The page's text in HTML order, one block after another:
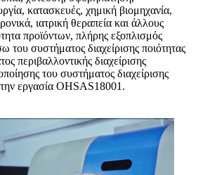
κατασκευές, χημική βιομηχανία,
ιατρική θεραπεία και άλλους
προϊόντων, πλήρης εξοπλισμός
του συστήματος διαχείρισης ποιότητας
περιβαλλοντικής διαχείρισης
του συστήματος διαχείρισης
εργασία OHSAS18001.